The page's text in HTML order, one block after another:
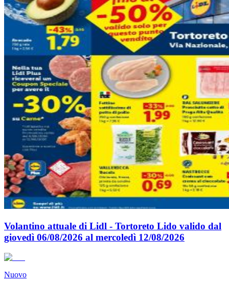
Volantino attuale di Lidl - Tortoreto Lido valido dal
giovedì 06/08/2026 al mercoledì 12/08/2026
Nuovo